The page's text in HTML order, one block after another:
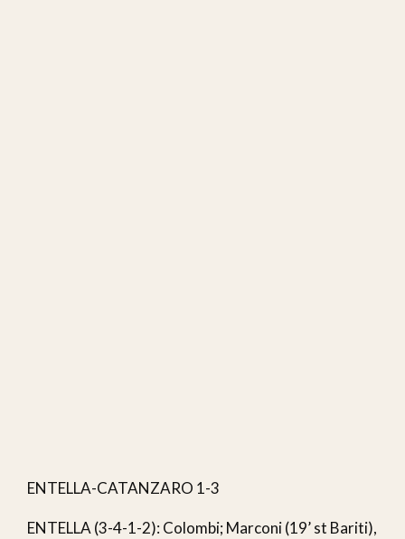
ENTELLA-CATANZARO 1-3
ENTELLA (3-4-1-2): Colombi; Marconi (19’ st Bariti),